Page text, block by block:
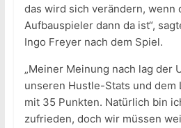
das wird sich verändern, wenn
Aufbauspieler dann da ist“,
Ingo Freyer nach dem Spiel.
„Meiner Meinung nach lag der
unseren Hustle-Stats und
mit 35 Punkten. Natürlich bin
zufrieden, doch wir müssen